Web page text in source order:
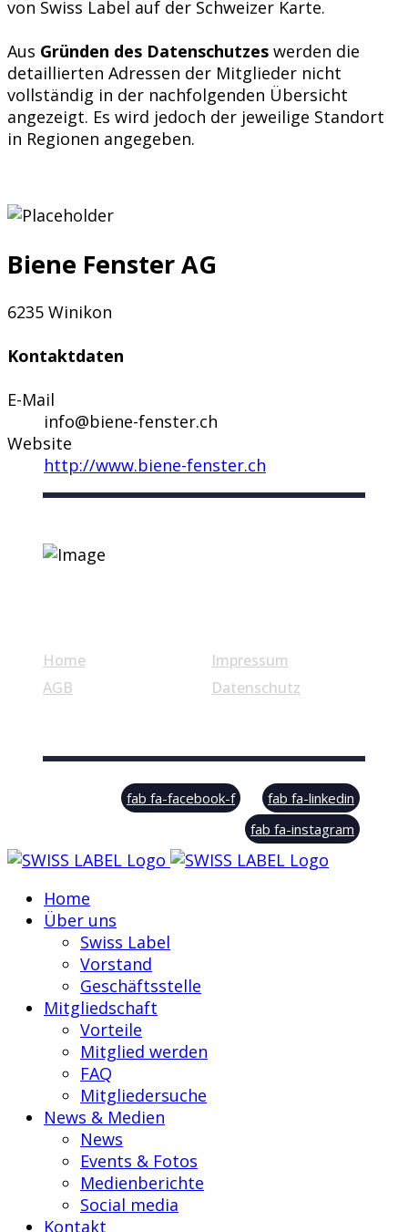
von Swiss Label auf der Schweizer Karte.
Aus Gründen des Datenschutzes werden die
detaillierten Adressen der Mitglieder nicht
vollständig in der nachfolgenden Übersicht
angezeigt. Es wird jedoch der jeweilige Standort
in Regionen angegeben.
Biene Fenster AG
6235 Winikon
Kontaktdaten
E-Mail
info@biene-fenster.ch
Website
http://www.biene-fenster.ch
Home
AGB
Impressum
Datenschutz
© Swiss Label, All rights reserved
fab fa-facebook-f
fab fa-linkedin
fab fa-instagram
Home
Über uns
Swiss Label
Vorstand
Geschäftsstelle
Mitgliedschaft
Vorteile
Mitglied werden
FAQ
Mitgliedersuche
News & Medien
News
Events & Fotos
Medienberichte
Social media
Kontakt